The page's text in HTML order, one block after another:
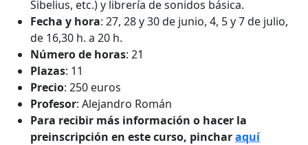
Sibelius, etc.) y librería de sonidos básica.
Fecha y hora: 27, 28 y 30 de junio, 4, 5 y 7 de julio,
de 16,30 h. a 20 h.
Número de horas: 21
Plazas: 11
Precio: 250 euros
Profesor: Alejandro Román
Para recibir más información o hacer la
preinscripción en este curso, pincharaquí